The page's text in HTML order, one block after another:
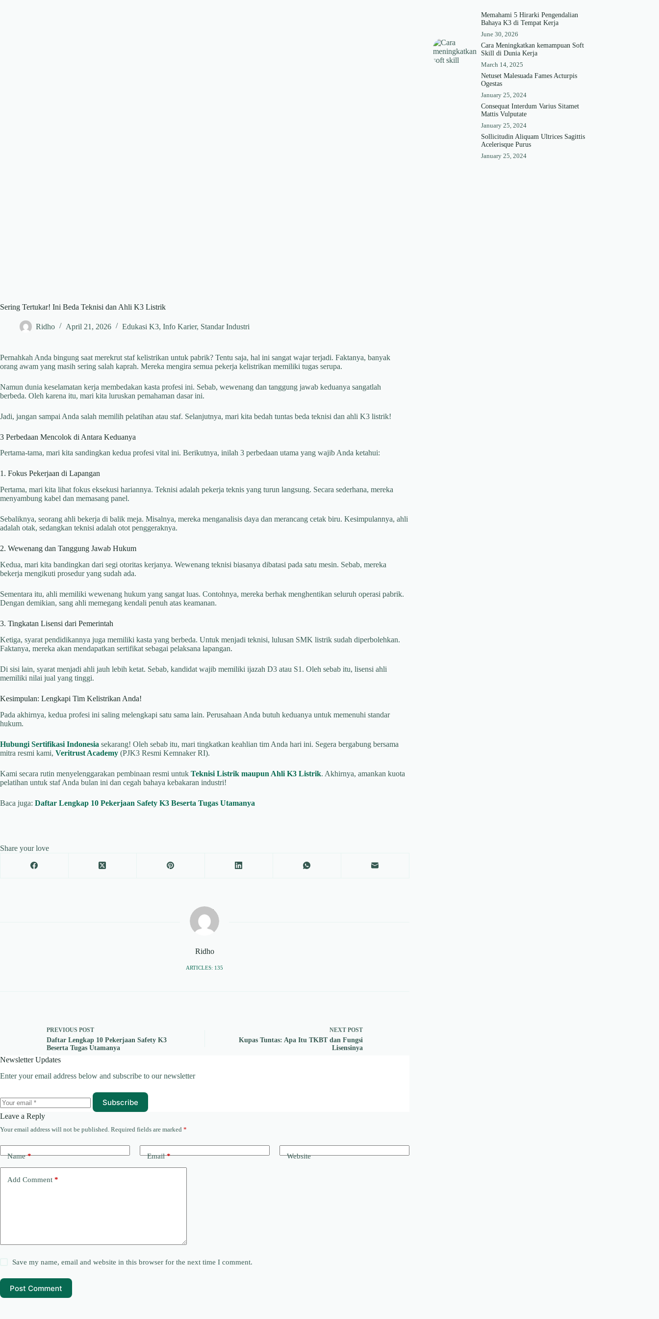
Sering Tertukar! Ini Beda Teknisi dan Ahli K3 Listrik
Ridho April 21, 2026 Edukasi K3, Info Karier, Standar Industri
Pernahkah Anda bingung saat merekrut staf kelistrikan untuk pabrik? Tentu saja, hal ini sangat wajar terjadi. Faktanya, banyak
orang awam yang masih sering salah kaprah. Mereka mengira semua pekerja kelistrikan memiliki tugas serupa.
Namun dunia keselamatan kerja membedakan kasta profesi ini. Sebab, wewenang dan tanggung jawab keduanya sangatlah
berbeda. Oleh karena itu, mari kita luruskan pemahaman dasar ini.
Jadi, jangan sampai Anda salah memilih pelatihan atau staf. Selanjutnya, mari kita bedah tuntas beda teknisi dan ahli K3 listrik!
3 Perbedaan Mencolok di Antara Keduanya
Pertama-tama, mari kita sandingkan kedua profesi vital ini. Berikutnya, inilah 3 perbedaan utama yang wajib Anda ketahui:
1. Fokus Pekerjaan di Lapangan
Pertama, mari kita lihat fokus eksekusi hariannya. Teknisi adalah pekerja teknis yang turun langsung. Secara sederhana, mereka
menyambung kabel dan memasang panel.
Sebaliknya, seorang ahli bekerja di balik meja. Misalnya, mereka menganalisis daya dan merancang cetak biru. Kesimpulannya, ahli
adalah otak, sedangkan teknisi adalah otot penggeraknya.
2. Wewenang dan Tanggung Jawab Hukum
Kedua, mari kita bandingkan dari segi otoritas kerjanya. Wewenang teknisi biasanya dibatasi pada satu mesin. Sebab, mereka
bekerja mengikuti prosedur yang sudah ada.
Sementara itu, ahli memiliki wewenang hukum yang sangat luas. Contohnya, mereka berhak menghentikan seluruh operasi pabrik.
Dengan demikian, sang ahli memegang kendali penuh atas keamanan.
3. Tingkatan Lisensi dari Pemerintah
Ketiga, syarat pendidikannya juga memiliki kasta yang berbeda. Untuk menjadi teknisi, lulusan SMK listrik sudah diperbolehkan.
Faktanya, mereka akan mendapatkan sertifikat sebagai pelaksana lapangan.
Di sisi lain, syarat menjadi ahli jauh lebih ketat. Sebab, kandidat wajib memiliki ijazah D3 atau S1. Oleh sebab itu, lisensi ahli
memiliki nilai jual yang tinggi.
Kesimpulan: Lengkapi Tim Kelistrikan Anda!
Pada akhirnya, kedua profesi ini saling melengkapi satu sama lain. Perusahaan Anda butuh keduanya untuk memenuhi standar
hukum.
Hubungi Sertifikasi Indonesia sekarang! Oleh sebab itu, mari tingkatkan keahlian tim Anda hari ini. Segera bergabung bersama
mitra resmi kami, Veritrust Academy (PJK3 Resmi Kemnaker RI).
Kami secara rutin menyelenggarakan pembinaan resmi untuk Teknisi Listrik maupun Ahli K3 Listrik. Akhirnya, amankan kuota
pelatihan untuk staf Anda bulan ini dan cegah bahaya kebakaran industri!
Baca juga: Daftar Lengkap 10 Pekerjaan Safety K3 Beserta Tugas Utamanya
Share your love
Ridho
ARTICLES: 135
PREVIOUS POST
Daftar Lengkap 10 Pekerjaan Safety K3
Beserta Tugas Utamanya
NEXT POST
Kupas Tuntas: Apa Itu TKBT dan Fungsi
Lisensinya
Newsletter Updates
Enter your email address below and subscribe to our newsletter
Subscribe
Leave a Reply
Your email address will not be published. Required fields are marked *
Name* Email* Website
Add Comment *
Save my name, email and website in this browser for the next time I comment.
Post Comment
Memahami 5 Hirarki Pengendalian
Bahaya K3 di Tempat Kerja
June 30, 2026
Cara Meningkatkan kemampuan Soft
Skill di Dunia Kerja
March 14, 2025
Netuset Malesuada Fames Acturpis
Ogestas
January 25, 2024
Consequat Interdum Varius Sitamet
Mattis Vulputate
January 25, 2024
Sollicitudin Aliquam Ultrices Sagittis
Acelerisque Purus
January 25, 2024